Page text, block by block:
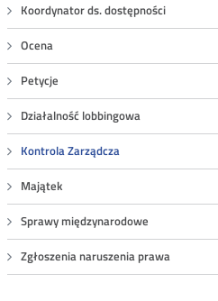
Koordynator ds. dostępności
Ocena
Petycje
Działalność lobbingowa
Kontrola Zarządcza
Majątek
Sprawy międzynarodowe
Zgłoszenia naruszenia prawa